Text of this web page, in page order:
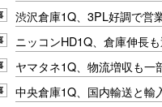
渋沢倉庫1Q、3PL好調で営
ニッコンHD1Q、倉庫伸長
ヤマタネ1Q、物流増収も一
中央倉庫1Q、国内輸送と輸